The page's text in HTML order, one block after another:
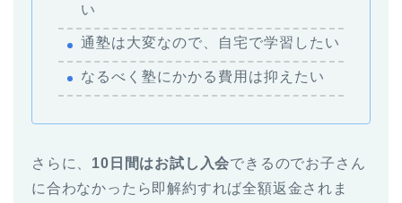
い
通塾は大変なので、自宅で学習したい
なるべく塾にかかる費用は抑えたい
さらに、 10日間はお試し入会できるのでお子さん
に合わなかったら即解約すれば全額返金されま